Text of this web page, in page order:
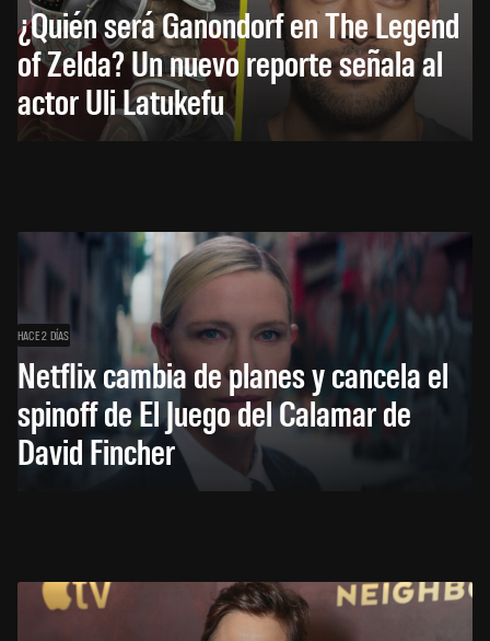
¿Quién será Ganondorf en The Legend
of Zelda? Un nuevo reporte señala al
actor Uli Latukefu
HACE 2 DÍAS
Netflix cambia de planes y cancela el
spinoff de El Juego del Calamar de
David Fincher